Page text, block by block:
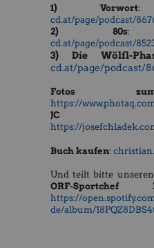
1) Vorwort
cd.at/page/podcast/
2) 80s
cd.at/page/podcast/
3) Die Wölfl-
cd.at/page/podcast/
Fotos
https://
JC
https://
Buch kaufen:
​​​​​Und teilt bitte unseren
ORF-
https://
de/album/